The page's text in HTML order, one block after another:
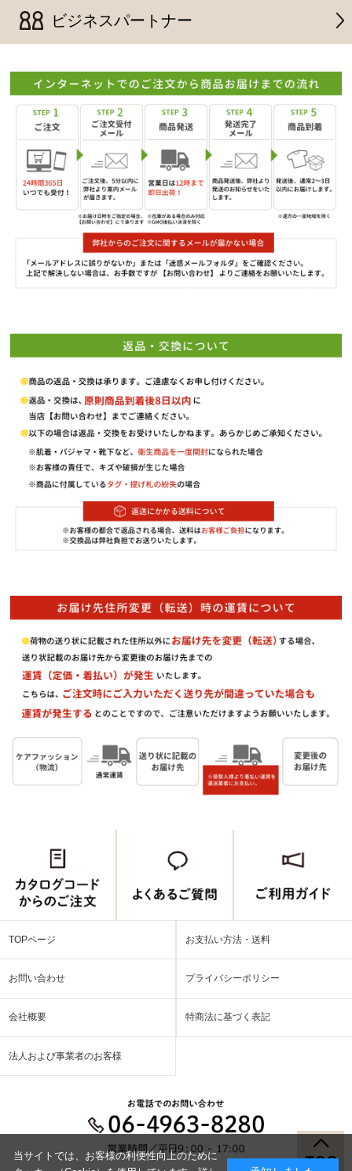
ビジネスパートナー
TOPページ お支払い方法・送料
お問い合わせ プライバシーポリシー
会社概要 特商法に基づく表記
法人および事業者のお客様
当サイトでは、お客様の利便性向上のために